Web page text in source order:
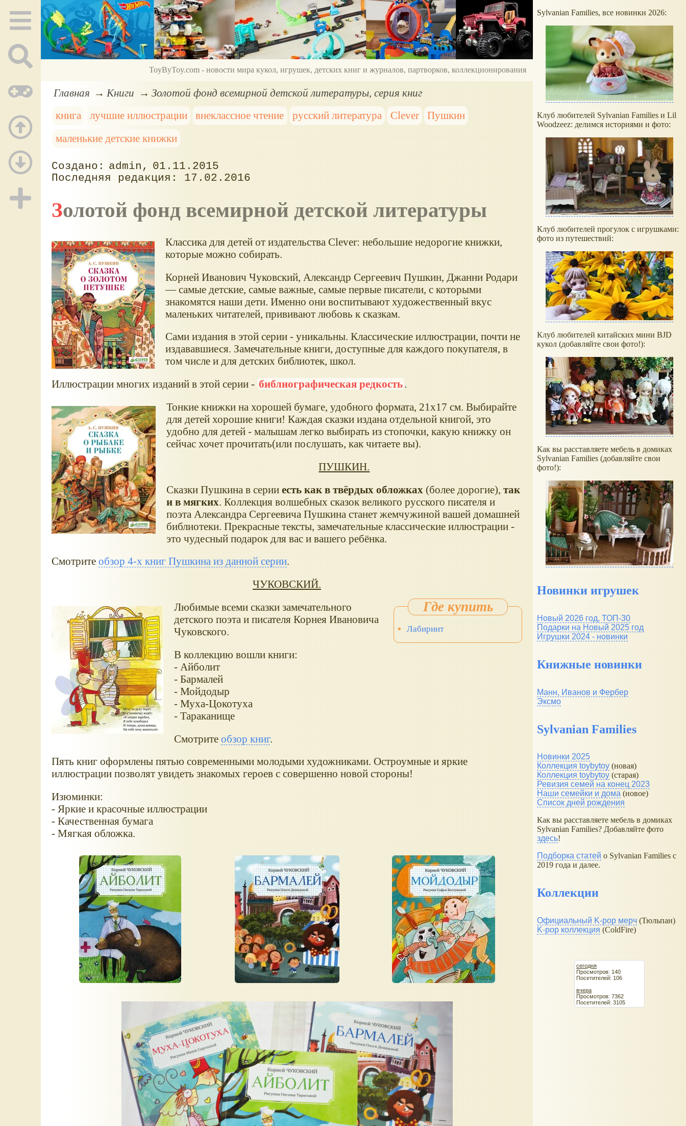
ToyByToy.com - новости мира кукол, игрушек, детских книг и журналов, партворков, коллекционирования
Главная Книги
Золотой фонд всемирной детской литературы, серия книг
книга
лучшие иллюстрации внеклассное чтение русский литература Clever
Пушкин
маленькие детские книжки
admin
01.11.2015
17.02.2016
Золотой фонд всемирной детской литературы
Классика для детей от издательства Clever: небольшие недорогие книжки,
которые можно собирать.
Корней Иванович Чуковский, Александр Сергеевич Пушкин, Джанни Родари
— самые детские, самые важные, самые первые писатели, с которыми
знакомятся наши дети. Именно они воспитывают художественный вкус
маленьких читателей, прививают любовь к сказкам.
Сами издания в этой серии - уникальны. Классические иллюстрации, почти не
издававшиеся. Замечательные книги, доступные для каждого покупателя, в
том числе и для детских библиотек, школ.
Иллюстрации многих изданий в этой серии - библиографическая редкость.
Тонкие книжки на хорошей бумаге, удобного формата, 21х17 см. Выбирайте
для детей хорошие книги! Каждая сказки издана отдельной книгой, это
удобно для детей - малышам легко выбирать из стопочки, какую книжку он
сейчас хочет прочитать(или послушать, как читаете вы).
ПУШКИН.
Сказки Пушкина в серии есть как в твёрдых обложках (более дорогие), так
и в мягких . Коллекция волшебных сказок великого русского писателя и
поэта Александра Сергеевича Пушкина станет жемчужиной вашей домашней
библиотеки. Прекрасные тексты, замечательные классические иллюстрации -
это чудесный подарок для вас и вашего ребёнка.
Смотрите обзор 4-х книг Пушкина из данной серии.
ЧУКОВСКИЙ.
Лабиринт
Любимые всеми сказки замечательного
детского поэта и писателя Корнея Ивановича
Чуковского.
В коллекцию вошли книги:
- Айболит
- Бармалей
- Мойдодыр
- Муха-Цокотуха
- Тараканище
Смотрите обзор книг.
Пять книг оформлены пятью современными молодыми художниками. Остроумные и яркие
иллюстрации позволят увидеть знакомых героев с совершенно новой стороны!
Изюминки:
- Яркие и красочные иллюстрации
- Качественная бумага
- Мягкая обложка.
Sylvanian Families, все новинки 2026:
Клуб любителей Sylvanian Families и Lil
Woodzeez: делимся историями и фото:
Клуб любителей прогулок с игрушками:
фото из путешествий:
Клуб любителей китайских мини BJD
кукол (добавляйте свои фото!):
Как вы расставляете мебель в домиках
Sylvanian Families (добавляйте свои
фото!):
Новинки игрушек
Новый 2026 год, ТОП-30
Подарки на Новый 2025 год
Игрушки 2024 - новинки
Книжные новинки
Манн, Иванов и Фербер
Эксмо
Sylvanian Families
Новинки 2025
Коллекция toybytoy (новая)
Коллекция toybytoy (старая)
Ревизия семей на конец 2023
Наши семейки и дома (новое)
Список дней рождения
Как вы расставляете мебель в домиках
Sylvanian Families? Добавляйте фото
здесь!
Подборка статей о Sylvanian Families с
2019 года и далее.
Коллекции
Официальный K-pop мерч (Тюльпан)
K-pop коллекция (ColdFire)
сегодня
Просмотров: 140
Посетителей: 106
вчера
Просмотров: 7362
Посетителей: 3105